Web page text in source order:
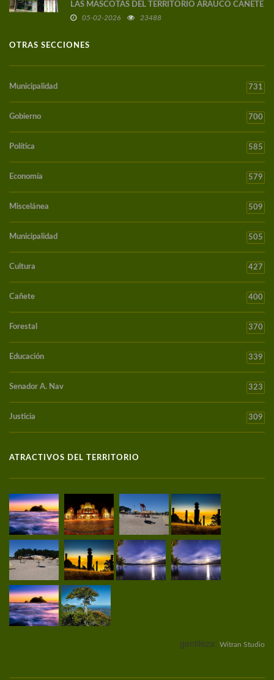
LAS MASCOTAS DEL TERRITORIO ARAUCO CAÑETE
05-02-2026 23488
OTRAS SECCIONES
Municipalidad 731
Gobierno 700
Política 585
Economía 579
Miscelánea 509
Municipalidad 505
Cultura 427
Cañete 400
Forestal 370
Educación 339
Senador A. Nav 323
Justicia 309
ATRACTIVOS DEL TERRITORIO
gentileza: Witran Studio